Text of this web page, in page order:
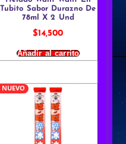
Tubito Sabor Durazno De
78ml X 2 Und
$14,500
Añadir al carrito
NUEVO